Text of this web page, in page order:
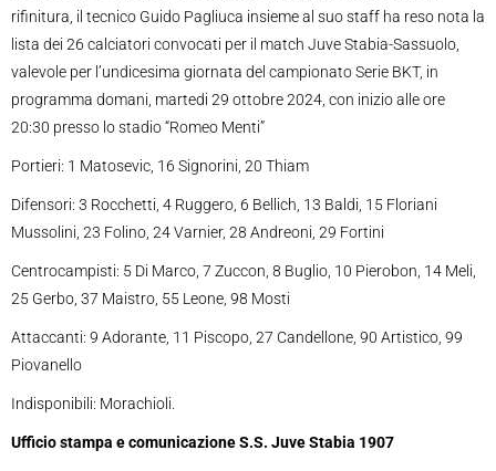
rifinitura, il tecnico Guido Pagliuca insieme al suo staff ha reso nota la
lista dei 26 calciatori convocati per il match Juve Stabia-Sassuolo,
valevole per l’undicesima giornata del campionato Serie BKT, in
programma domani, martedi 29 ottobre 2024, con inizio alle ore
20:30 presso lo stadio “Romeo Menti”
Portieri: 1 Matosevic, 16 Signorini, 20 Thiam
Difensori: 3 Rocchetti, 4 Ruggero, 6 Bellich, 13 Baldi, 15 Floriani
Mussolini, 23 Folino, 24 Varnier, 28 Andreoni, 29 Fortini
Centrocampisti: 5 Di Marco, 7 Zuccon, 8 Buglio, 10 Pierobon, 14 Meli,
25 Gerbo, 37 Maistro, 55 Leone, 98 Mosti
Attaccanti: 9 Adorante, 11 Piscopo, 27 Candellone, 90 Artistico, 99
Piovanello
Indisponibili: Morachioli.
Ufficio stampa e comunicazione S.S. Juve Stabia 1907